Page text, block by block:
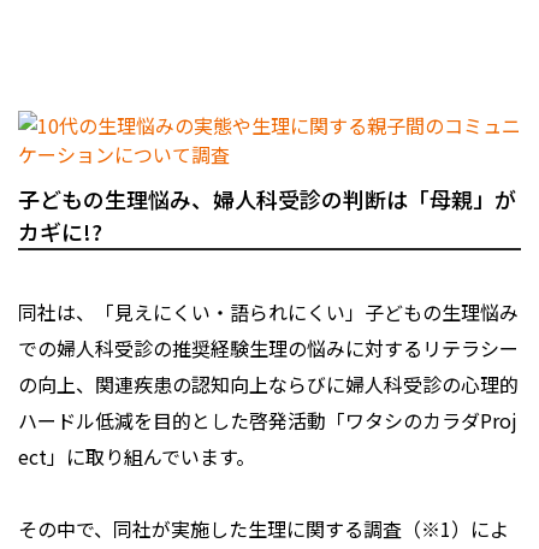
子どもの生理悩み、婦人科受診の判断は「母親」が
カギに!?
同社は、「見えにくい・語られにくい」子どもの生理悩み
での婦人科受診の推奨経験生理の悩みに対するリテラシー
の向上、関連疾患の認知向上ならびに婦人科受診の心理的
ハードル低減を目的とした啓発活動「ワタシのカラダProj
ect」に取り組んでいます。
その中で、同社が実施した生理に関する調査（※1）によ